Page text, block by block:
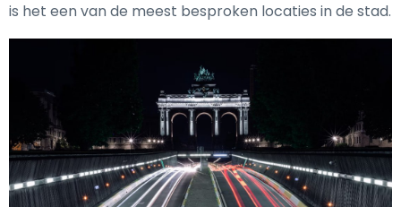
is het een van de meest besproken locaties in de stad.